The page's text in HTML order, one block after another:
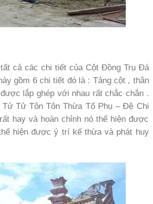
cả các chi tiết của Cột Đồng Trụ Đá
gồm 6 chi tiết đó là : Tảng cột , thân
lắp ghép với nhau rất chắc chắn .
Tử Tôn Tôn Thừa Tổ Phụ – Đệ Chi
hay và hoàn chỉnh nó thể hiện được
hiện được ý trí kế thừa và phát huy